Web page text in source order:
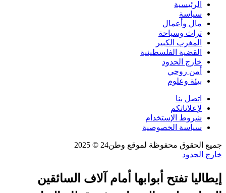
الرئيسية
سياسة
مال وأعمال
تراث وسياحة
المغرب الكبير
القضية الفلسطينية
خارج الحدود
أمن روحي
بيئة وعلوم
اتصل بنا
لإعلاناتكم
شروط الإستخدام
سياسة الخصوصية
جميع الحقوق محفوظة لموقع وطن24 © 2025
خارج الحدود
إيطاليا تفتح أبوابها أمام آلاف السائقين